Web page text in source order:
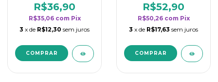
rendimento da
categoria - Neutro
R$36,90
R$35,06 com Pix
3 x de R$12,30 sem juros
rendimento da
categoria - Neutro
R$52,90
R$50,26 com Pix
3 x de R$17,63 sem juros